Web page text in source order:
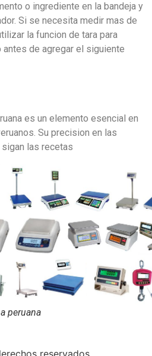
o ingrediente en la bandeja y
Si se necesita medir mas de
la funcion de tara para
de agregar el siguiente
es un elemento esencial en
Su precision en las
las recetas
peruana
reservados